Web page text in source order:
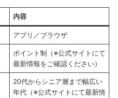
内容
アプリ／ブラウザ
ポイント制（※公式サイトにて
最新情報をご確認ください）
20代からシニア層まで幅広い
年代（※公式サイトにて最新情